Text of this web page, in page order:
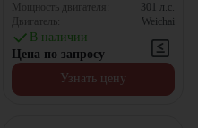
Мощность двигателя:
301 л.с.
Двигатель:
Weichai
В наличии
Цена по запросу
Узнать цену